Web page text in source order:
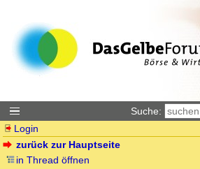
Suche:
Login
zurück zur Hauptseite
in Thread öffnen